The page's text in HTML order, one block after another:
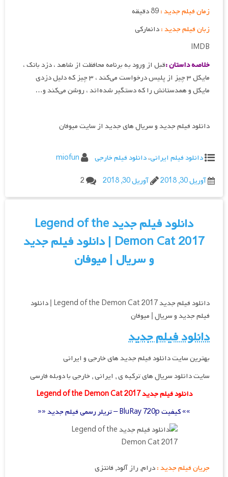
زمان فیلم جدید :
زبان فیلم جدید :دانمارکی
IMDB
خلاصه داستان :قبل از ورود به برنامه محافظت از شاهد ، دزد بانک ،
مایکل ۳ چیز از پلیس درخواست می‌کند ، ۳ چیز که دلیل دزدی
مایکل و همدستانش را که دستگیر شده‌اند ، روشن می‌کند و…
دانلود فیلم جدید و سریال های جدید از سایت میوفان
دانلود فیلم ایرانی،دانلود فیلم خارجی
miofun
آوریل 30, 2018
آوریل 30, 2018 2
دانلود فیلم جدید Legend of the
Demon Cat 2017 | دانلود فیلم جدید
و سریال | میوفان
دانلود فیلم جدید Legend of the Demon Cat 2017 | دانلود
فیلم جدید و سریال | میوفان
دانلود فیلم جدید
بهترین سایت دانلود فیلم جدید های خارجی و ایرانی
سایت دانلود سریال های ترکیه ی , ایرانی , خارجی با دوبله فارسی
دانلود فیلم جدید Legend of the Demon Cat 2017
»» کیفیت BluRay 720p – تریلر رسمی فیلم جدید ««
جریان فیلم جدید :درام, راز آلود, فانتزی